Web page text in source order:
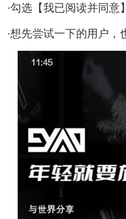
·勾选【我已阅读并同意
·想先尝试一下的用户，